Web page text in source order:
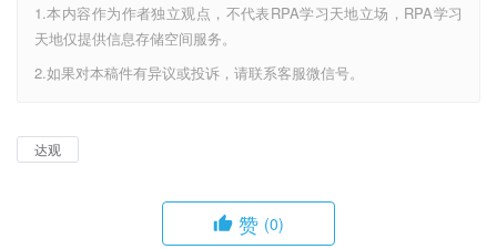
1.本内容作为作者独立观点，不代表RPA学习天地立场，RPA学习
天地仅提供信息存储空间服务。
2.如果对本稿件有异议或投诉，请联系客服微信号。
达观
赞 (0)